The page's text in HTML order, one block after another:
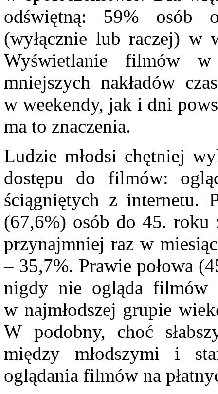
odświętną: 59%
(wyłącznie lub raczej) w
Wyświetlanie filmów w
mniejszych nakładów
w weekendy, jak i dni
ma to znaczenia.
Ludzie młodsi chętniej
dostępu do filmów:
ściągniętych z internetu.
(67,6%) osób do 45.
przynajmniej raz w
– 35,7%. Prawie połowa
nigdy nie ogląda filmów
w najmłodszej grupie
W podobny, choć
między młodszymi i
oglądania filmów na